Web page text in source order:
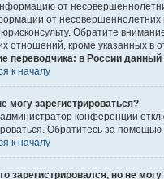
от
от несовершеннолетних
Обратите
отношений, кроме указанных в
переводчика: в России
к началу
могу зарегистрироваться?
конференции
Обратитесь за
к началу
зарегистрировался, но не могу